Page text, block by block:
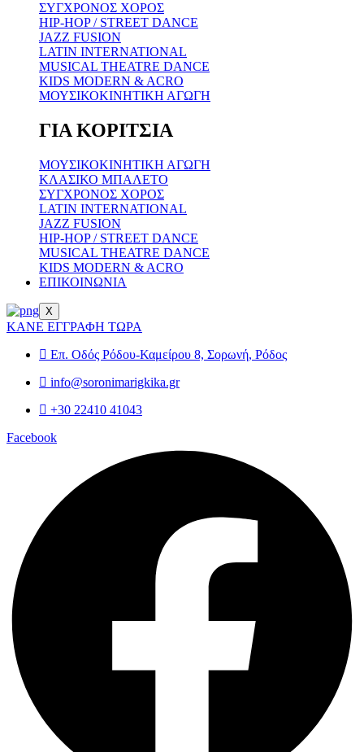
ΣΥΓΧΡΟΝΟΣ ΧΟΡΟΣ
HIP-HOP / STREET DANCE
JAZZ FUSION
LATIN INTERNATIONAL
MUSICAL THEATRE DANCE
KIDS MODERN & ACRO
ΜΟΥΣΙΚΟΚΙΝΗΤΙΚΗ ΑΓΩΓΗ
ΓΙΑ ΚΟΡΙΤΣΙΑ
ΜΟΥΣΙΚΟΚΙΝΗΤΙΚΗ ΑΓΩΓΗ
ΚΛΑΣΙΚΟ ΜΠΑΛΕΤΟ
ΣΥΓΧΡΟΝΟΣ ΧΟΡΟΣ
LATIN INTERNATIONAL
JAZZ FUSION
HIP-HOP / STREET DANCE
MUSICAL THEATRE DANCE
KIDS MODERN & ACRO
ΕΠΙΚΟΙΝΩΝΙΑ
X
ΚΑΝΕ ΕΓΓΡΑΦΗ ΤΩΡΑ
Επ. Οδός Ρόδου-Καμείρου 8, Σορωνή, Ρόδος
info@soronimarigkika.gr
+30 22410 41043
Facebook